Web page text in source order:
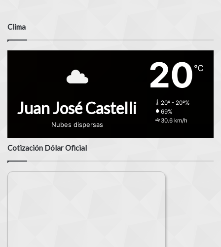
Clima
Juan José Castelli
Nubes dispersas
20 ℃
20º - 20º%
69%
30.6 km/h
Cotización Dólar Oficial